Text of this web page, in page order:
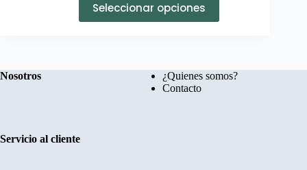
Seleccionar opciones
producto
tiene
opciones
se
Nosotros
¿Quienes somos?
Contacto
Servicio al cliente